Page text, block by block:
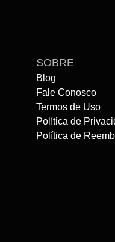
Abaixo está uma
A DramaPops facilita
curta parcela, a
Perguntas frequentes
SOBRE
Blog
Fale Conosco
Termos de Uso
Política de
Política de